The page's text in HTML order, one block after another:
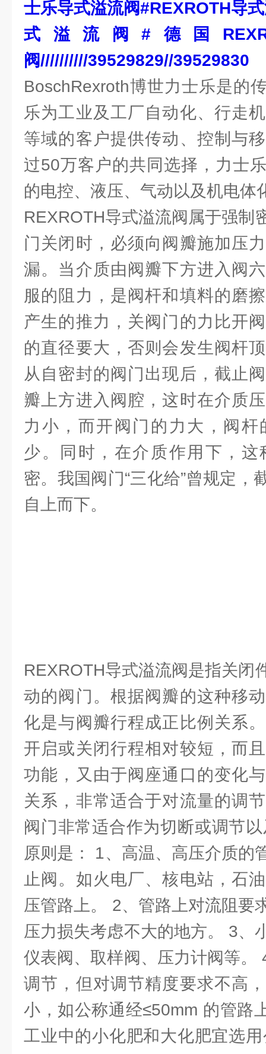
士乐导式溢流阀#REXROTH导
式溢流阀#德国
阀//////////39529829//39529830
BoschRexroth博世力士乐是的
乐为工业及工厂自动化、行走
等域的客户提供传动、控制与
过50万客户的共同选择，力士
的电控、液压、气动以及机电体
REXROTH导式溢流阀属于强制
门关闭时，必须向阀瓣施加压
漏。当介质由阀瓣下方进入阀
服的阻力，是阀杆和填料的磨
产生的推力，关阀门的力比开
的直径要大，否则会发生阀杆
从自密封的阀门出现后，截止
瓣上方进入阀腔，这时在介质
力小，而开阀门的力大，阀
少。同时，在介质作用下，
密。我国阀门“三化给”曾规定，
自上而下。
REXROTH导式溢流阀是指关闭
动的阀门。根据阀瓣的这种移
化是与阀瓣行程成正比例关系
开启或关闭行程相对较短，而
功能，又由于阀座通口的变化
关系，非常适合于对流量的调
阀门非常适合作为切断或调节
原则是： 1、高温、高压介质的
止阀。如火电厂、核电站，石
压管路上。 2、管路上对流阻要
压力损失考虑不大的地方。 3、
仪表阀、取样阀、压力计阀等。
调节，但对调节精度要求不高
小，如公称通经≤50mm 的管路
工业中的小化肥和大化肥宜选